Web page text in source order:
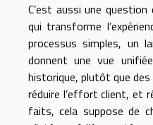
C’est aussi une question
qui transforme
processus simples, un
donnent une vue
historique, plutôt que
réduire l’effort client, et
faits, cela suppose de